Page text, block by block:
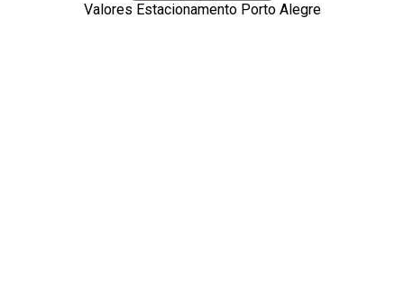
Valores Estacionamento Porto Alegre